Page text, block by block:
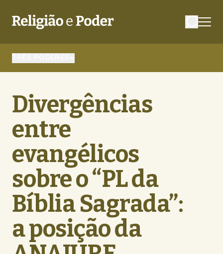
Divergências
entre
evangélicos
sobre o “PL da
Bíblia Sagrada”:
a posição da